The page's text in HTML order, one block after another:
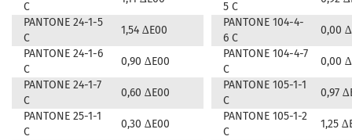
C
5 C
PANTONE 24-1-5
C
1,54 ∆E00
PANTONE 104-4-
6 C
0,00
PANTONE 24-1-6
C
0,90 ∆E00
PANTONE 104-4-7
C
0,00
PANTONE 24-1-7
C
0,60 ∆E00
PANTONE 105-1-1
C
0,97
PANTONE 25-1-1
C
0,30 ∆E00
PANTONE 105-1-2
C
1,25